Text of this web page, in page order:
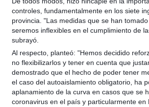
controles, fundamentalmente en los siete
provincia. "Las medidas que se han tomado
seremos inflexibles en el cumplimiento de
subrayó.
Al respecto, planteó: "Hemos decidido
no flexibilizarlos y tener en cuenta que
demostrado que el hecho de poder tener
el caso del autoaislamiento obligatorio, ha
aplanamiento de la curva en casos que se
coronavirus en el país y particularmente en